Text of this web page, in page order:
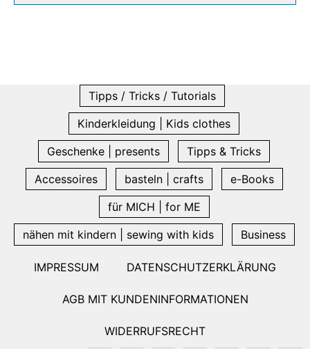
Tipps / Tricks / Tutorials
Kinderkleidung | Kids clothes
Geschenke | presents
Tipps & Tricks
Accessoires
basteln | crafts
e-Books
für MICH | for ME
nähen mit kindern | sewing with kids
Business
IMPRESSUM DATENSCHUTZERKLÄRUNG
AGB MIT KUNDENINFORMATIONEN
WIDERRUFSRECHT